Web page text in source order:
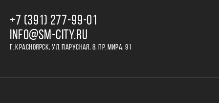
+7 (391) 277‒99‒01
INFO@SM-CITY.RU
Г. КРАСНОЯРСК, УЛ. ПАРУСНАЯ, 8, ПР. МИРА, 91